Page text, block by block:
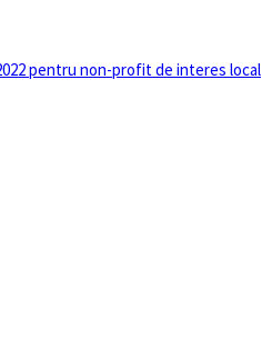
pentru non-profit de interes local